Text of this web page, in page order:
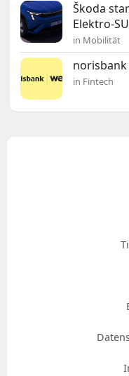
Škoda
Elektro-
in Mobilität
in Fintech